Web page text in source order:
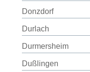
Donzdorf
Durlach
Durmersheim
Dußlingen